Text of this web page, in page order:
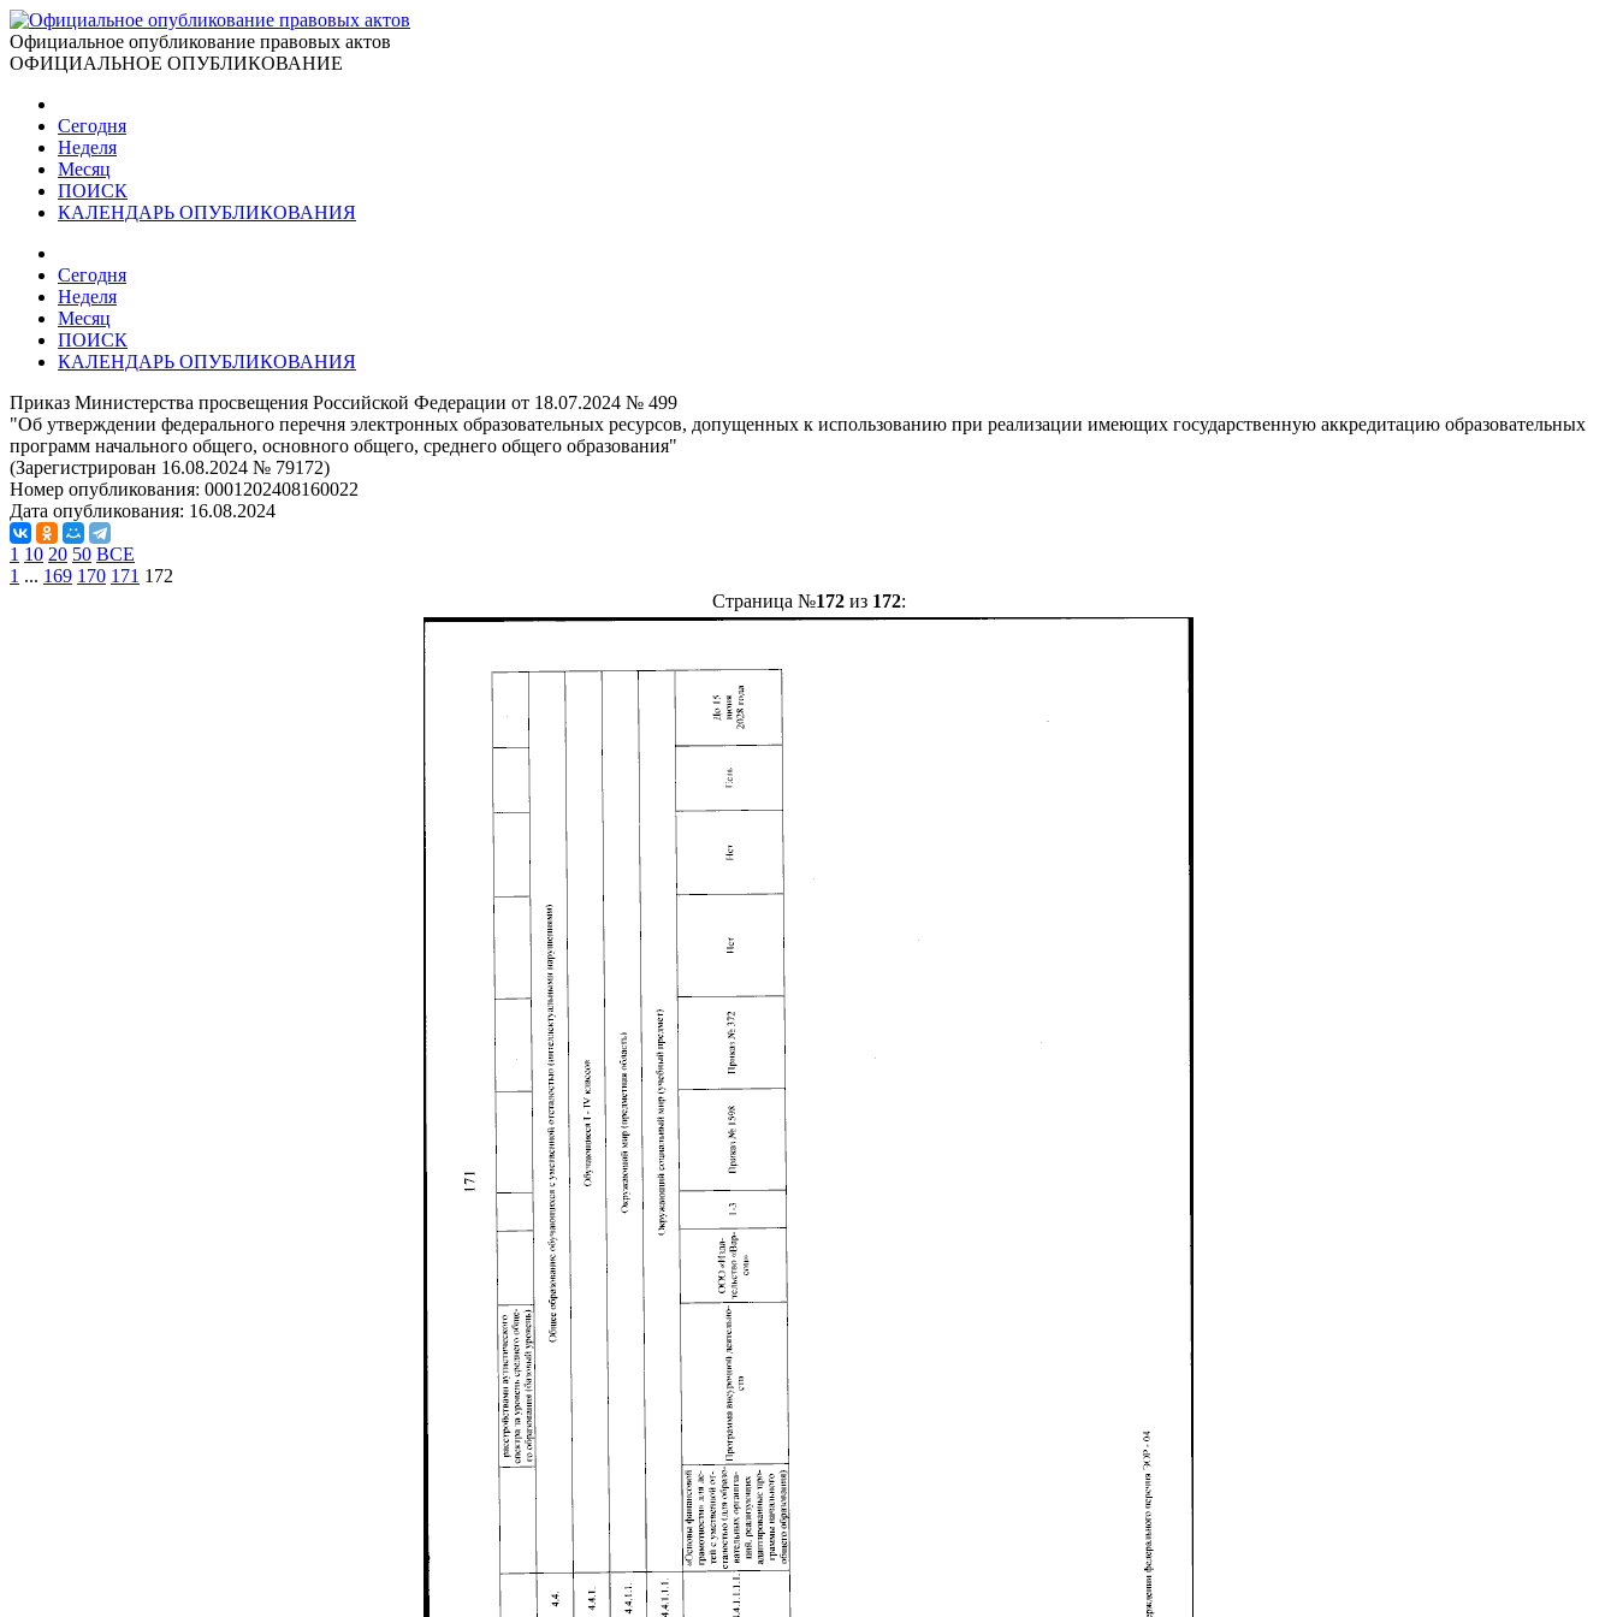
Официальное опубликование правовых актов
ОФИЦИАЛЬНОЕ ОПУБЛИКОВАНИЕ
Сегодня
Неделя
Месяц
ПОИСК
КАЛЕНДАРЬ ОПУБЛИКОВАНИЯ
Сегодня
Неделя
Месяц
ПОИСК
КАЛЕНДАРЬ ОПУБЛИКОВАНИЯ
Приказ Министерства просвещения Российской Федерации от 18.07.2024 № 499
"Об утверждении федерального перечня электронных образовательных ресурсов, допущенных к использованию при реализации имеющих государственную аккредитацию образовательных
программ начального общего, основного общего, среднего общего образования"
(Зарегистрирован 16.08.2024 № 79172)
Номер опубликования: 0001202408160022
Дата опубликования: 16.08.2024
1 10 20 50 ВСЕ
1 ... 169 170 171 172
Страница №172из 172: